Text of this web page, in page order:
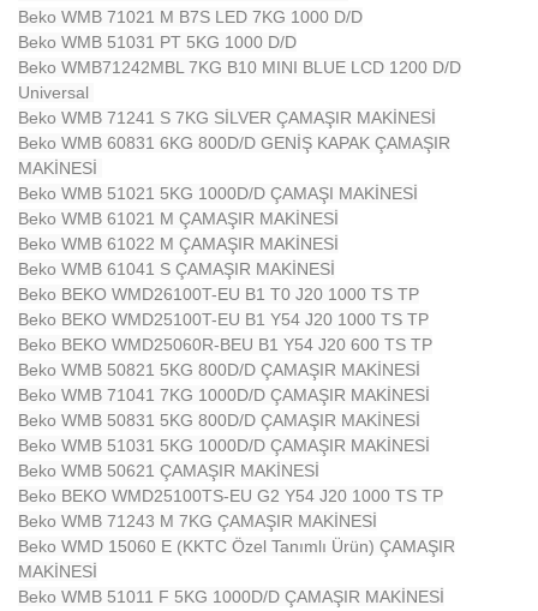
Beko WMB 71021 M B7S LED 7KG 1000 D/D
Beko WMB 51031 PT 5KG 1000 D/D
Beko WMB71242MBL 7KG B10 MINI BLUE LCD 1200 D/D
Universal
Beko WMB 71241 S 7KG SİLVER ÇAMAŞIR MAKİNESİ
Beko WMB 60831 6KG 800D/D GENİŞ KAPAK ÇAMAŞIR
MAKİNESİ
Beko WMB 51021 5KG 1000D/D ÇAMAŞI MAKİNESİ
Beko WMB 61021 M ÇAMAŞIR MAKİNESİ
Beko WMB 61022 M ÇAMAŞIR MAKİNESİ
Beko WMB 61041 S ÇAMAŞIR MAKİNESİ
Beko BEKO WMD26100T-EU B1 T0 J20 1000 TS TP
Beko BEKO WMD25100T-EU B1 Y54 J20 1000 TS TP
Beko BEKO WMD25060R-BEU B1 Y54 J20 600 TS TP
Beko WMB 50821 5KG 800D/D ÇAMAŞIR MAKİNESİ
Beko WMB 71041 7KG 1000D/D ÇAMAŞIR MAKİNESİ
Beko WMB 50831 5KG 800D/D ÇAMAŞIR MAKİNESİ
Beko WMB 51031 5KG 1000D/D ÇAMAŞIR MAKİNESİ
Beko WMB 50621 ÇAMAŞIR MAKİNESİ
Beko BEKO WMD25100TS-EU G2 Y54 J20 1000 TS TP
Beko WMB 71243 M 7KG ÇAMAŞIR MAKİNESİ
Beko WMD 15060 E (KKTC Özel Tanımlı Ürün) ÇAMAŞIR
MAKİNESİ
Beko WMB 51011 F 5KG 1000D/D ÇAMAŞIR MAKİNESİ